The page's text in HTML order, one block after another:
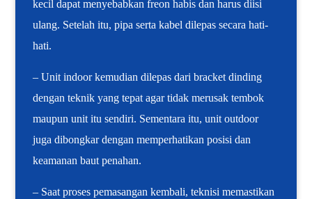
kecil dapat menyebabkan freon habis dan harus diisi
ulang. Setelah itu, pipa serta kabel dilepas secara hati-
hati.
– Unit indoor kemudian dilepas dari bracket dinding
dengan teknik yang tepat agar tidak merusak tembok
maupun unit itu sendiri. Sementara itu, unit outdoor
juga dibongkar dengan memperhatikan posisi dan
keamanan baut penahan.
– Saat proses pemasangan kembali, teknisi memastikan